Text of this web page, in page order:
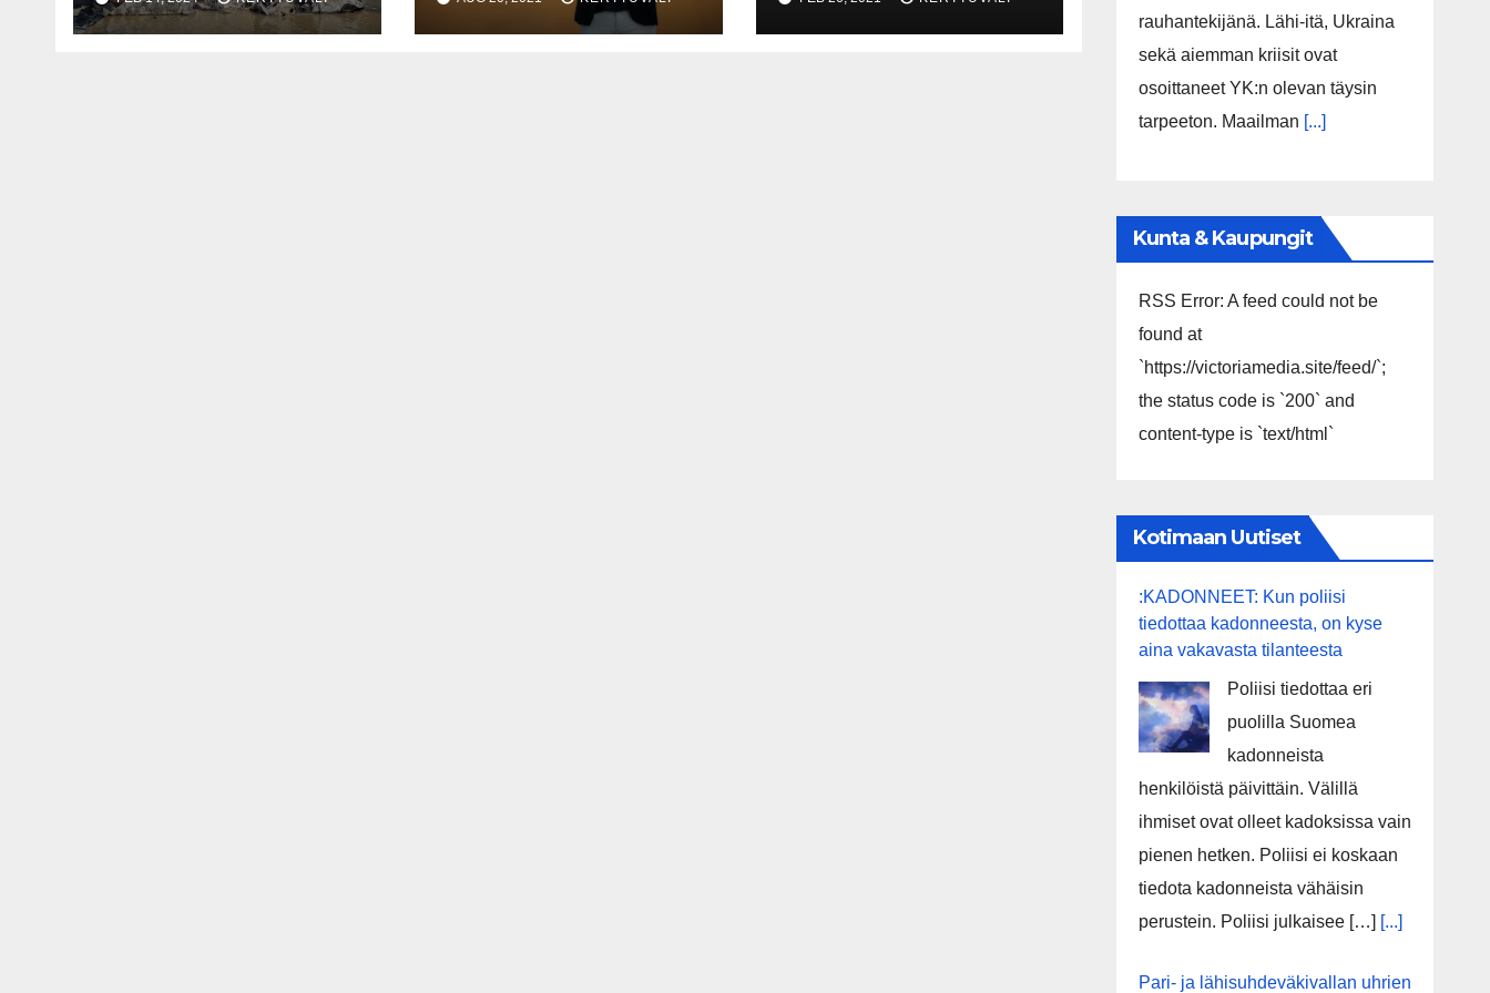
kannettava
vastuunsa, jotta
5000:een vuodessa
kotimaisen kielen
opiskelu jo
rauhantekijänä. Lähi-itä, Ukraina
sekä aiemman kriisit ovat
osoittaneet YK:n olevan täysin
tarpeeton. Maailman [...]
Kunta & Kaupungit
RSS Error: A feed could not be
found at
`https://victoriamedia.site/feed/`;
the status code is `200` and
content-type is `text/html`
Kotimaan Uutiset
:KADONNEET: Kun poliisi
tiedottaa kadonneesta, on kyse
aina vakavasta tilanteesta
Poliisi tiedottaa eri
puolilla Suomea
kadonneista
henkilöistä päivittäin. Välillä
ihmiset ovat olleet kadoksissa vain
pienen hetken. Poliisi ei koskaan
tiedota kadonneista vähäisin
perustein. Poliisi julkaisee […] [...]
Pari- ja lähisuhdeväkivallan uhrien